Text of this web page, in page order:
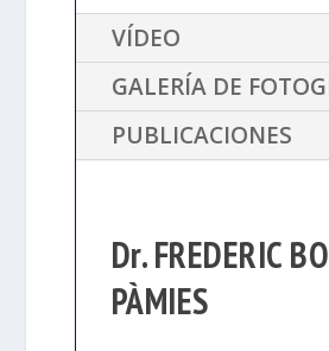
VÍDEO
GALERÍA DE
PUBLICACIONES
Dr. FREDERIC
PÀMIES